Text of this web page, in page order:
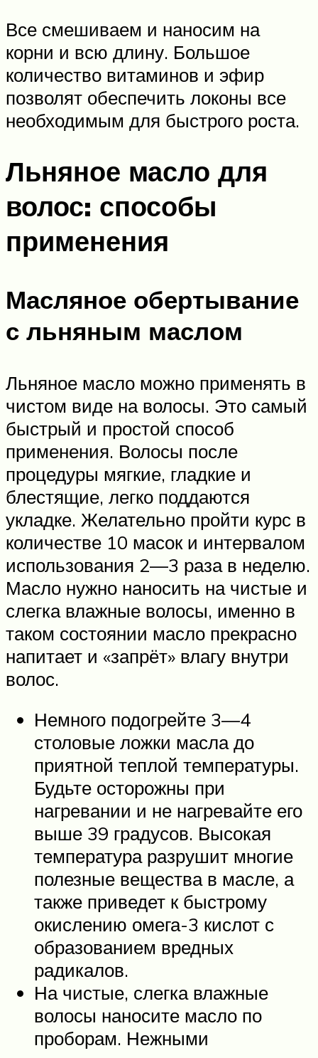
Все смешиваем и наносим на
корни и всю длину. Большое
количество витаминов и эфир
позволят обеспечить локоны все
необходимым для быстрого роста.
Льняное масло для
волос: способы
применения
Масляное обертывание
с льняным маслом
Льняное масло можно применять в
чистом виде на волосы. Это самый
быстрый и простой способ
применения. Волосы после
процедуры мягкие, гладкие и
блестящие, легко поддаются
укладке. Желательно пройти курс в
количестве 10 масок и интервалом
использования 2—3 раза в неделю.
Масло нужно наносить на чистые и
слегка влажные волосы, именно в
таком состоянии масло прекрасно
напитает и «запрёт» влагу внутри
волос.
Немного подогрейте 3—4
столовые ложки масла до
приятной теплой температуры.
Будьте осторожны при
нагревании и не нагревайте его
выше 39 градусов. Высокая
температура разрушит многие
полезные вещества в масле, а
также приведет к быстрому
окислению омега-3 кислот с
образованием вредных
радикалов.
На чистые, слегка влажные
волосы наносите масло по
проборам. Нежными